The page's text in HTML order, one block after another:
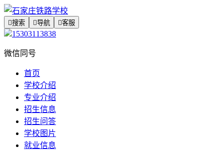
搜索 导航 客服
15303113838
微信同号
首页
学校介绍
专业介绍
招生信息
招生问答
学校图片
就业信息